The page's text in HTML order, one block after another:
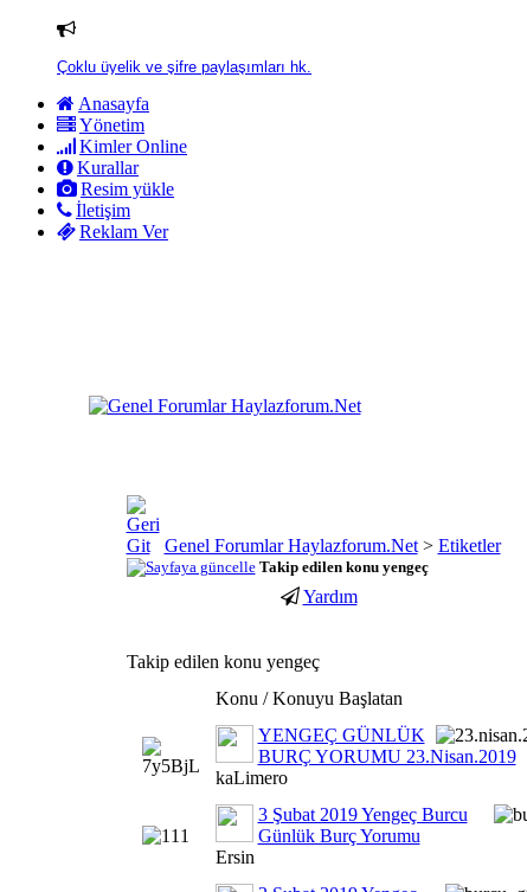
Çoklu üyelik ve şifre paylaşımları hk.
Anasayfa
Yönetim
Kimler Online
Kurallar
Resim yükle
İletişim
Reklam Ver
Genel Forumlar Haylazforum.Net > Etiketler
Takip edilen konu yengeç
Yardım
gaziantep
hilesi
Takip edilen konu yengeç
Konu / Konuyu Başlatan
YENGEÇ GÜNLÜK
BURÇ YORUMU 23.Nisan.2019
kaLimero
3 Şubat 2019 Yengeç Burcu
Günlük Burç Yorumu
Ersin